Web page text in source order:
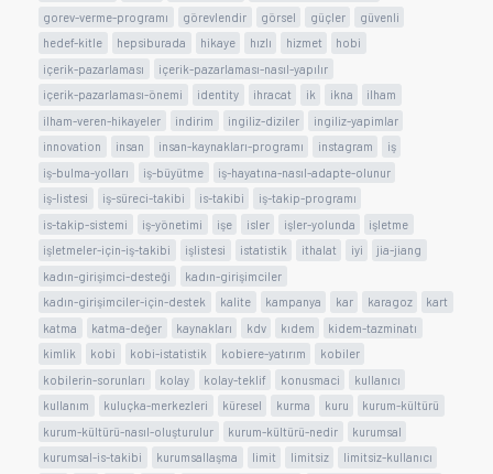
gorev-verme-programı
görevlendir görsel güçler
güvenli
hedef-kitle
hepsiburada hikaye hızlı hizmet
hobi
içerik-pazarlaması
içerik-pazarlaması-nasıl-yapılır
içerik-pazarlaması-önemi
identity ihracat ik ikna
ilham
ilham-veren-hikayeler
indirim ingiliz-diziler
ingiliz-yapimlar
innovation
insan insan-kaynakları-programı instagram
iş
iş-bulma-yolları
iş-büyütme
iş-hayatına-nasıl-adapte-olunur
iş-listesi
iş-süreci-takibi is-takibi
iş-takip-programı
is-takip-sistemi
iş-yönetimi işe isler işler-yolunda
işletme
işletmeler-için-iş-takibi
işlistesi istatistik ithalat iyi
jia-jiang
kadın-girişimci-desteği
kadın-girişimciler
kadın-girişimciler-için-destek
kalite kampanya kar karagoz
kart
katma
katma-değer kaynakları kdv kıdem
kidem-tazminatı
kimlik
kobi kobi-istatistik kobiere-yatırım
kobiler
kobilerin-sorunları
kolay kolay-teklif konusmaci
kullanıcı
kullanım
kuluçka-merkezleri küresel kurma kuru
kurum-kültürü
kurum-kültürü-nasıl-oluşturulur
kurum-kültürü-nedir
kurumsal
kurumsal-is-takibi
kurumsallaşma limit limitsiz
limitsiz-kullanıcı